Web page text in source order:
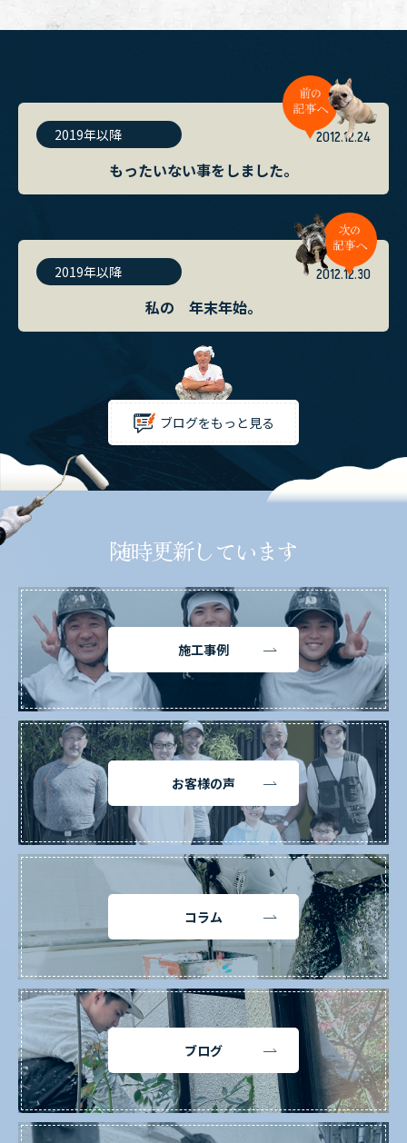
2019年以降 2012.12.24
もったいない事をしました。
2019年以降 2012.12.30
私の 年末年始。
ブログをもっと見る
随時更新しています
施工事例
お客様の声
コラム
ブログ